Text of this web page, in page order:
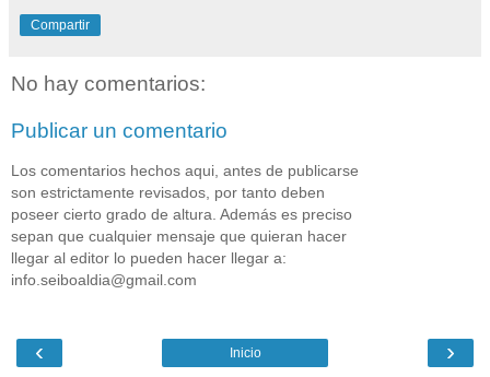
Compartir
No hay comentarios:
Publicar un comentario
Los comentarios hechos aqui, antes de publicarse
son estrictamente revisados, por tanto deben
poseer cierto grado de altura. Además es preciso
sepan que cualquier mensaje que quieran hacer
llegar al editor lo pueden hacer llegar a:
info.seiboaldia@gmail.com
‹ ›
Inicio